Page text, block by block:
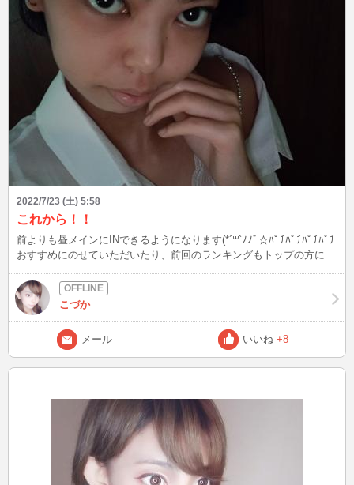
2022/7/23 (土) 5:58
これから！！
前よりも昼メインにINできるようになります(*´꒳`ﾉﾉﾞ☆ﾊﾟﾁﾊﾟﾁﾊﾟﾁﾊﾟﾁ
おすすめにのせていただいたり、前回のランキングもトップの方に入
から夕方までほとんどINしてます！！遊びに来てね😉💕
こづか
メール いいね +8